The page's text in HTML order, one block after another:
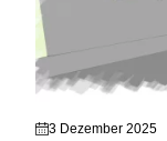
3 Dezember 2025